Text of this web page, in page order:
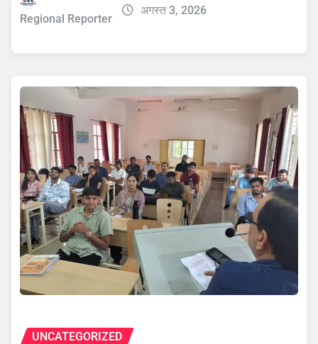
Regional Reporter
अगस्त 3, 2026
UNCATEGORIZED